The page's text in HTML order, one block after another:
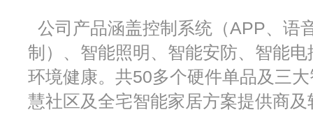
公司产品涵盖控制系统（APP、语
制）、智能照明、智能安防、智能
环境健康。共50多个硬件单品及三
慧社区及全宅智能家居方案提供商